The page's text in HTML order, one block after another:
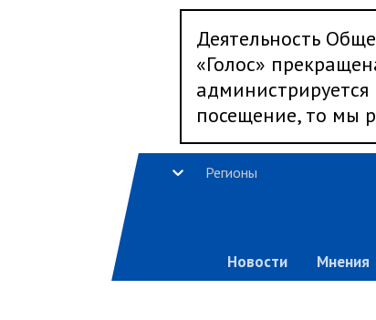
Деятельность
«Голос»
посещение, то мы
Регионы
Новости Мнения